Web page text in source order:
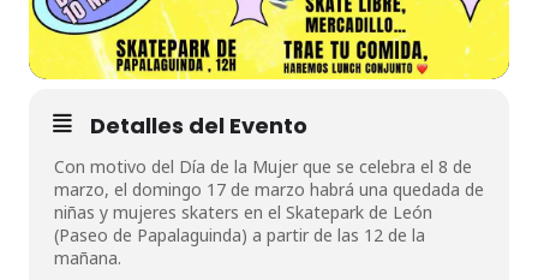
Detalles del Evento
Con motivo del Día de la Mujer que se celebra el 8 de
marzo, el domingo 17 de marzo habrá una quedada de
niñas y mujeres skaters en el Skatepark de León
(Paseo de Papalaguinda) a partir de las 12 de la
mañana.